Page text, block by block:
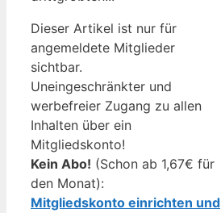
Dieser Artikel ist nur für
angemeldete Mitglieder
sichtbar.
Uneingeschränkter und
werbefreier Zugang zu allen
Inhalten über ein
Mitgliedskonto!
Kein Abo! (Schon ab 1,67€ für
den Monat):
Mitgliedskonto einrichten und